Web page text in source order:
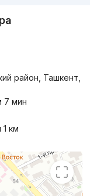
район, Ташкент,
7 мин
км